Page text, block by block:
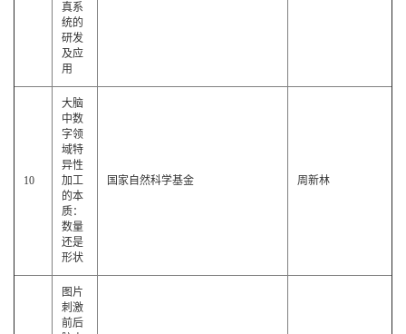
真系
统的
研发
及应
用
10
大脑
中数
字领
域特
异性
加工
的本
质：
数量
还是
形状
国家自然科学基金 周新林
图片
刺激
前后